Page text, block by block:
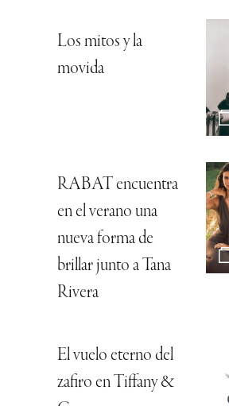
Los mitos y la
movida
RABAT encuentra
en el verano una
nueva forma de
brillar junto a Tana
Rivera
El vuelo eterno del
zafiro en Tiffany &